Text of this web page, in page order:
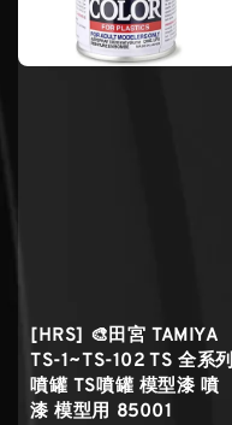
[HRS] 🎨田宮 TAMIYA
TS-1~TS-102 TS 全系列
噴罐 TS噴罐 模型漆 噴
漆 模型用 85001